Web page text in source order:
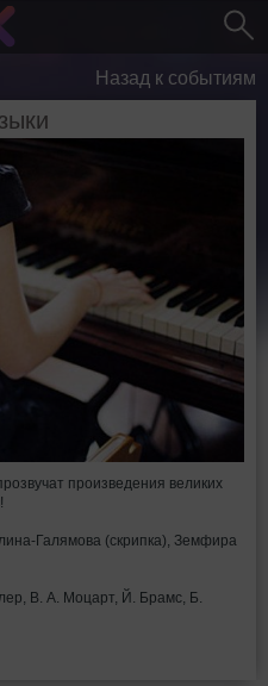
Назад к событиям
произведения великих
Галямова (скрипка), Земфира
В. А. Моцарт, Й. Брамс, Б.